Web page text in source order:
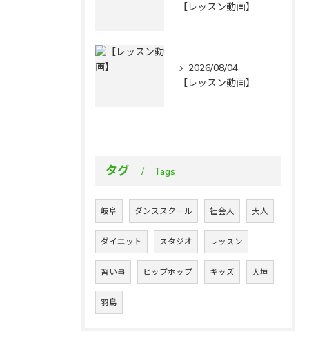
【レッスン動画】
2026/08/04
【レッスン動画】
タグ Tags
岐阜 ダンススクール 社会人 大人
ダイエット スタジオ レッスン
習い事 ヒップホップ キッズ 大垣
羽島